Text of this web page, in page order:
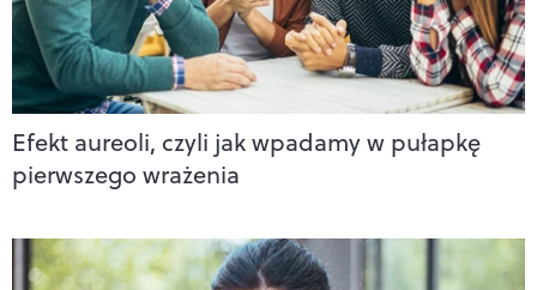
Efekt aureoli, czyli jak wpadamy w pułapkę
pierwszego wrażenia